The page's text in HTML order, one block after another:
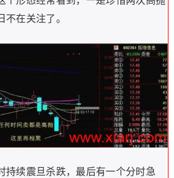
不在关注了。
持续震旦杀跌，最后有一个分时急